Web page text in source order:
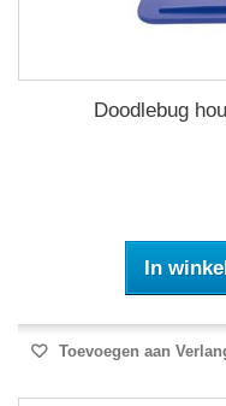
Doodlebug
In
Toevoegen aan